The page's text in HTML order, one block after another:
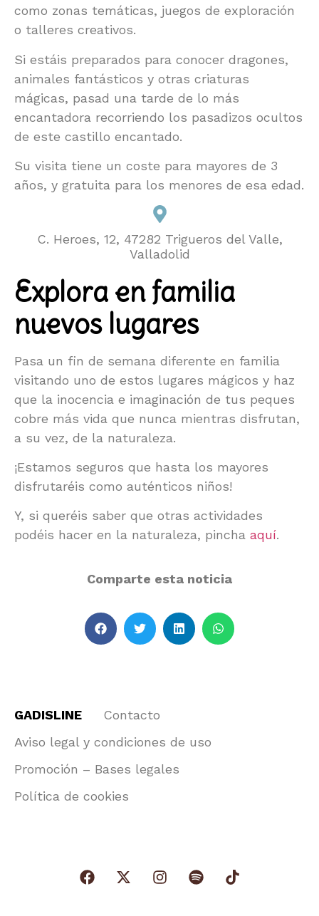
como zonas temáticas, juegos de exploración
o talleres creativos.
Si estáis preparados para conocer dragones,
animales fantásticos y otras criaturas
mágicas, pasad una tarde de lo más
encantadora recorriendo los pasadizos ocultos
de este castillo encantado.
Su visita tiene un coste para mayores de 3
años, y gratuita para los menores de esa edad.
C. Heroes, 12, 47282 Trigueros del Valle,
Valladolid
Explora en familia
nuevos lugares
Pasa un fin de semana diferente en familia
visitando uno de estos lugares mágicos y haz
que la inocencia e imaginación de tus peques
cobre más vida que nunca mientras disfrutan,
a su vez, de la naturaleza.
¡Estamos seguros que hasta los mayores
disfrutaréis como auténticos niños!
Y, si queréis saber que otras actividades
podéis hacer en la naturaleza, pincha aquí.
Comparte esta noticia
GADISLINE
Contacto
Aviso legal y condiciones de uso
Promoción – Bases legales
Política de cookies